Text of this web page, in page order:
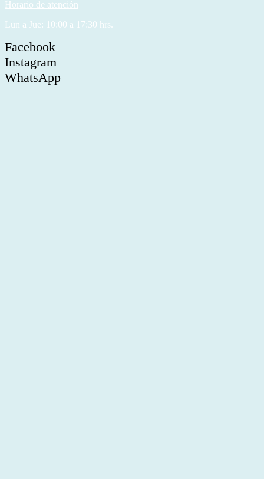
Horario de atención
Lun a Jue: 10:00 a 17:30 hrs.
Facebook
Instagram
WhatsApp